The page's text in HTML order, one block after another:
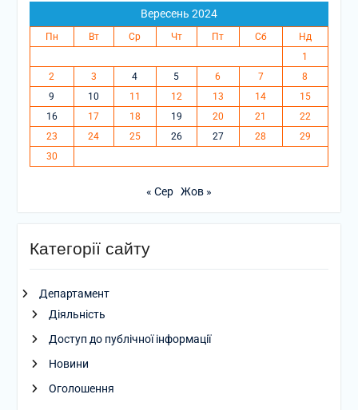
Вересень 2024
Пн Вт Ср Чт Пт Сб
Нд
1
2
3 4 5 6 7
8
9
10 11 12 13 14
15
16
17 18 19 20 21
22
23
24 25 26 27 28
29
30
« Сер Жов »
Категорії сайту
Департамент
Діяльність
Доступ до публічної інформації
Новини
Оголошення